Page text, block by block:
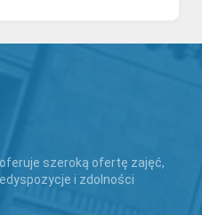
oferuje szeroką ofertę zajęć,
i zdolności